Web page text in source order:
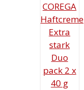
COREGA
Haftcreme
Extra
stark
Duo
pack 2 x
40 g